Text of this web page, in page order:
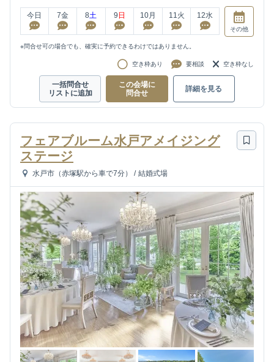
今日 7金 8土 9 日 10月 11火 12水
その他
※問合せ可の場合でも、確実に予約できるわけではありません。
空き枠あり 要相談 空き枠なし
一括問合せ
リストに追加
この会場に
問合せ
詳細を見る
フェアブルーム水戸アメイジング
ステージ
水戸市（赤塚駅から車で7分） / 結婚式場